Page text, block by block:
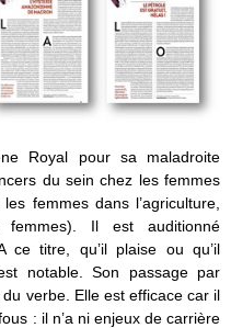
Royal pour sa maladroite
du sein chez les femmes
femmes dans l’agriculture,
femmes). Il est auditionné
ce titre, qu’il plaise ou qu’il
notable. Son passage par
verbe. Elle est efficace car il
: il n’a ni enjeux de carrière